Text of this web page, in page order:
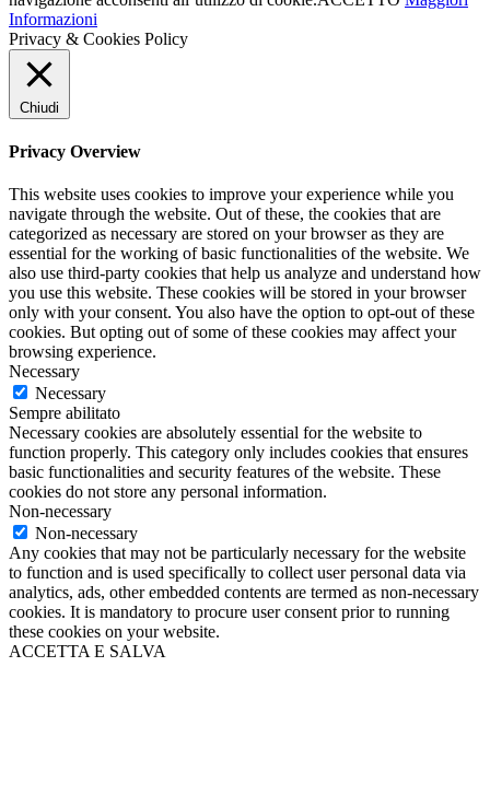
Informazioni
Privacy & Cookies Policy
Chiudi
Privacy Overview
This website uses cookies to improve your experience while you
navigate through the website. Out of these, the cookies that are
categorized as necessary are stored on your browser as they are
essential for the working of basic functionalities of the website. We
also use third-party cookies that help us analyze and understand how
you use this website. These cookies will be stored in your browser
only with your consent. You also have the option to opt-out of these
cookies. But opting out of some of these cookies may affect your
browsing experience.
Necessary
Necessary
Sempre abilitato
Necessary cookies are absolutely essential for the website to
function properly. This category only includes cookies that ensures
basic functionalities and security features of the website. These
cookies do not store any personal information.
Non-necessary
Non-necessary
Any cookies that may not be particularly necessary for the website
to function and is used specifically to collect user personal data via
analytics, ads, other embedded contents are termed as non-necessary
cookies. It is mandatory to procure user consent prior to running
these cookies on your website.
ACCETTA E SALVA